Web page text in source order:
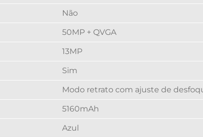
Não
50MP + QVGA
13MP
Sim
Modo retrato com ajuste de
5160mAh
Azul